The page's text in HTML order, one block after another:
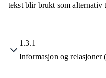
tekst blir brukt som
1.3.1
Informasjon og relasjoner